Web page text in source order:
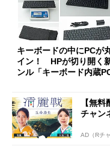
キーボードの中にPCが
イン！ HPが切り開く
ンル「キーボード内蔵
【無
チャン
AD（Rチ